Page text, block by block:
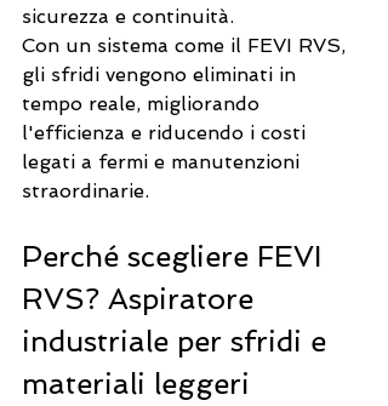
sicurezza e continuità.
Con un sistema come il FEVI RVS,
gli sfridi vengono eliminati in
tempo reale, migliorando
l'efficienza e riducendo i costi
legati a fermi e manutenzioni
straordinarie.
Perché scegliere FEVI
RVS? Aspiratore
industriale per sfridi e
materiali leggeri